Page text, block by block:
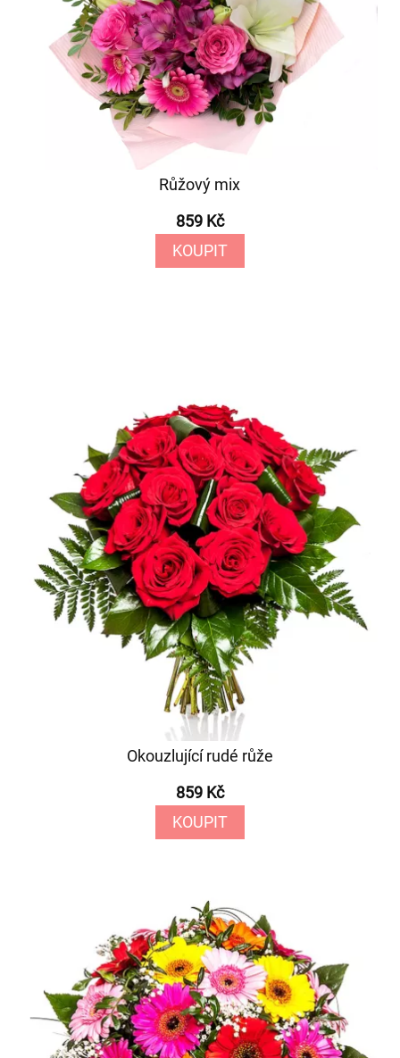
Růžový mix
859 Kč
KOUPIT
Okouzlující rudé růže
859 Kč
KOUPIT